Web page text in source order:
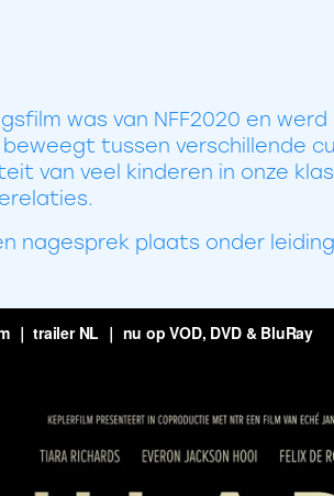
was van NFF2020 en
tussen verschillende
van veel kinderen in onze
nagesprek plaats onder leiding